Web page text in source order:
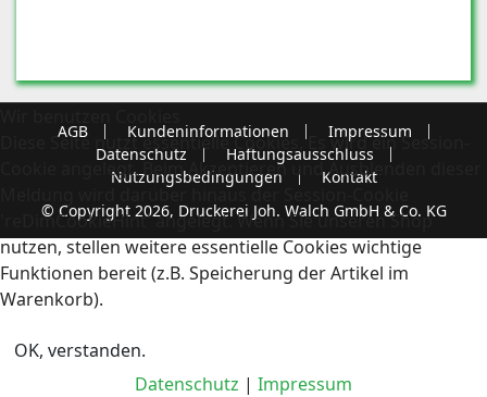
AGB Kundeninformationen
Impressum
Datenschutz
Haftungsausschluss
Nutzungsbedingungen
Kontakt
© Copyright 2026, Druckerei Joh. Walch GmbH & Co. KG
Diese Seite nutzt essentielle Cookies. Es wird ein Session-
Cookie angelegt. Beim Akzeptieren und Ausblenden dieser
Meldung wird darüber hinaus der Session-Cookie
'reDimCookieHint' angelegt. Wenn Sie unseren Shop
nutzen, stellen weitere essentielle Cookies wichtige
Funktionen bereit (z.B. Speicherung der Artikel im
Warenkorb).
OK, verstanden.
Datenschutz | Impressum